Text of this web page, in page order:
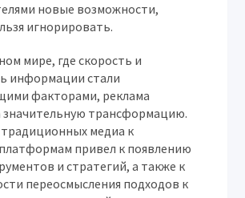
новые возможности,
игнорировать.
мире, где скорость и
информации стали
факторами, реклама
значительную трансформацию.
медиа к
привел к появлению
и стратегий, а также к
переосмысления подходов к